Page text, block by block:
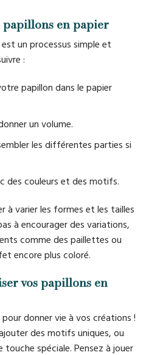
papillons en papier
un processus simple et
:
papillon dans le papier
un volume.
les différentes parties si
des couleurs et des motifs.
à varier les formes et les tailles
à encourager des variations,
comme des paillettes ou
encore plus coloré.
vos papillons en
donner vie à vos créations !
des motifs uniques, ou
spéciale. Pensez à jouer